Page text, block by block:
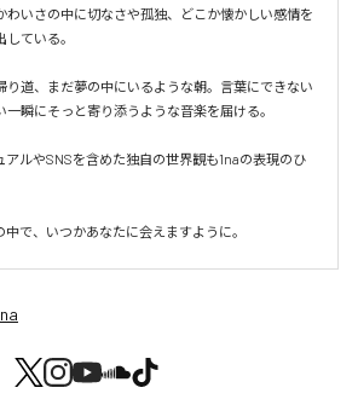
わいさの中に切なさや孤独、どこか懐かしい感情を
ている。
り道、まだ夢の中にいるような朝。言葉にできない
瞬にそっと寄り添うような音楽を届ける。
アルやSNSを含めた独自の世界観も1naの表現のひ
で、いつかあなたに会えますように。